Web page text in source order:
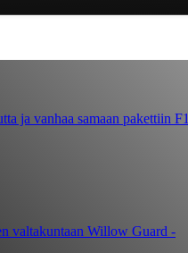
F1
Willow Guard -